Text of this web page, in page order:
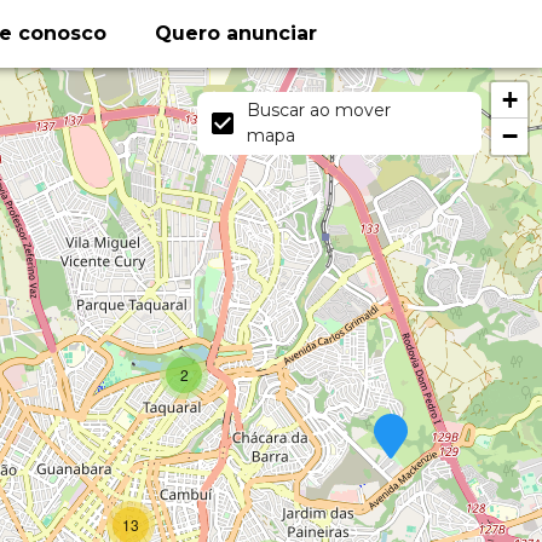
conosco Quero anunciar
2
13
+
−
Buscar ao mover
mapa